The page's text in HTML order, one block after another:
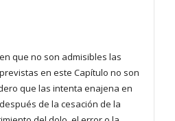
en que no son admisibles las
en este Capítulo no son
que las intenta enajena en
de la cesación de la